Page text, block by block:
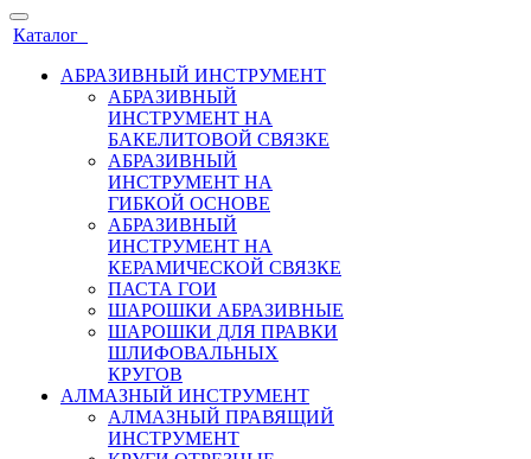
Каталог
АБРАЗИВНЫЙ ИНСТРУМЕНТ
АБРАЗИВНЫЙ
ИНСТРУМЕНТ НА
БАКЕЛИТОВОЙ СВЯЗКЕ
АБРАЗИВНЫЙ
ИНСТРУМЕНТ НА
ГИБКОЙ ОСНОВЕ
АБРАЗИВНЫЙ
ИНСТРУМЕНТ НА
КЕРАМИЧЕСКОЙ СВЯЗКЕ
ПАСТА ГОИ
ШАРОШКИ АБРАЗИВНЫЕ
ШАРОШКИ ДЛЯ ПРАВКИ
ШЛИФОВАЛЬНЫХ
КРУГОВ
АЛМАЗНЫЙ ИНСТРУМЕНТ
АЛМАЗНЫЙ ПРАВЯЩИЙ
ИНСТРУМЕНТ